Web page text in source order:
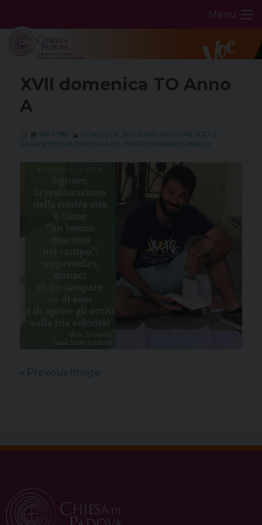
content
Menu
XVII domenica TO Anno
A
940 × 788
“CONCEDI AL SUO SERVO UN CUORE DOCILE” –
DICIASSETTESIMA DOMENICA DEL TEMPO ORDINARIO, ANNO A
« Previous Image